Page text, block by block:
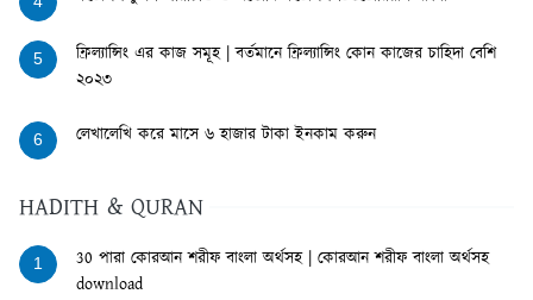
5
ফ্রিল্যান্সিং এর কাজ সমূহ | বর্তমানে ফ্রিল্যান্সিং কোন কাজের চাহিদা বেশি
২০২৩
6 লেখালেখি করে মাসে ৬ হাজার টাকা ইনকাম করুন
HADITH & QURAN
1
30 পারা কোরআন শরীফ বাংলা অর্থসহ | কোরআন শরীফ বাংলা অর্থসহ
download